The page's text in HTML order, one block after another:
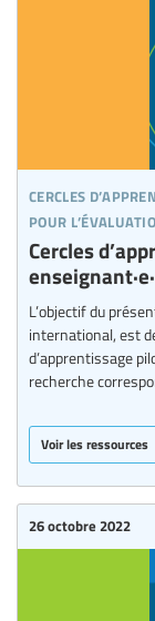
cercles
pour
Cercles
L’objectif du
international, est
d’apprentissage
recherche
Voir les ressources
26 octobre 2022